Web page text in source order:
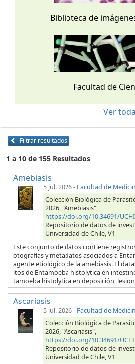
Biblioteca de
Facultad de
Ver
Filtrar resultados
1 a 10 de 155 Resultados
Amebiasis
5 jul. 2026- Facultad de
Colección Biológica de
2026, "Amebiasis",
https://doi.org/10.34691/
Repositorio de datos de
Universidad de Chile, V1
Este conjunto de datos contiene
otografías y metadatos asociados a
agente etiológico de la amebiasis. El
itos de Entamoeba histolytica en
tamoeba histolytica en deposición,
Ascariasis
5 jul. 2026- Facultad de
Colección Biológica de
2026, "Ascariasis",
https://doi.org/10.34691/
Repositorio de datos de
Universidad de Chile, V1